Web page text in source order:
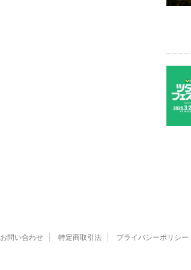
お問い合わせ 特定商取引法 プライバシーポリシー